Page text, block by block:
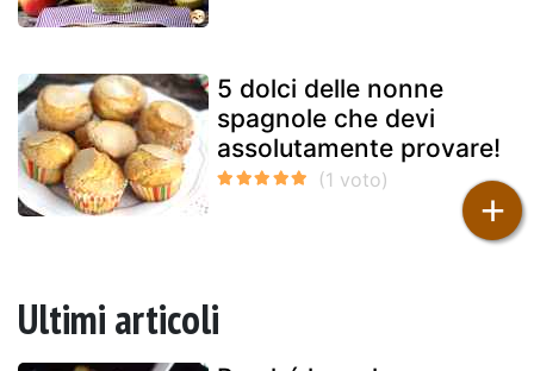
5 dolci delle nonne
spagnole che devi
assolutamente provare!
Ultimi articoli
+